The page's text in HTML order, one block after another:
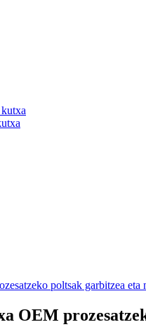
poltsak garbitzea eta
OEM